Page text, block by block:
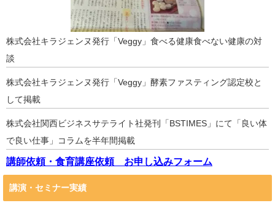
株式会社キラジェンヌ発行「Veggy」食べる健康食べない健康の対
談
株式会社キラジェンヌ発行「Veggy」酵素ファスティング認定校と
して掲載
株式会社関西ビジネスサテライト社発刊「BSTIMES」にて「良い体
で良い仕事」コラムを半年間掲載
講師依頼・食育講座依頼 お申し込みフォーム
講演・セミナー実績